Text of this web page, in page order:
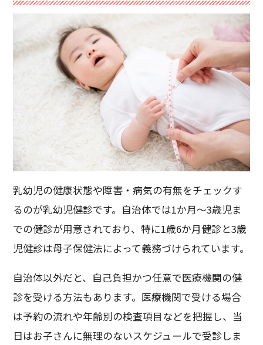
乳幼児の健康状態や障害・病気の有無をチェックす
るのが乳幼児健診です。自治体では1か月～3歳児ま
での健診が用意されており、特に1歳6か月健診と3歳
児健診は母子保健法によって義務づけられています。
自治体以外だと、自己負担かつ任意で医療機関の健
診を受ける方法もあります。医療機関で受ける場合
は予約の流れや年齢別の検査項目などを把握し、当
日はお子さんに無理のないスケジュールで受診しま